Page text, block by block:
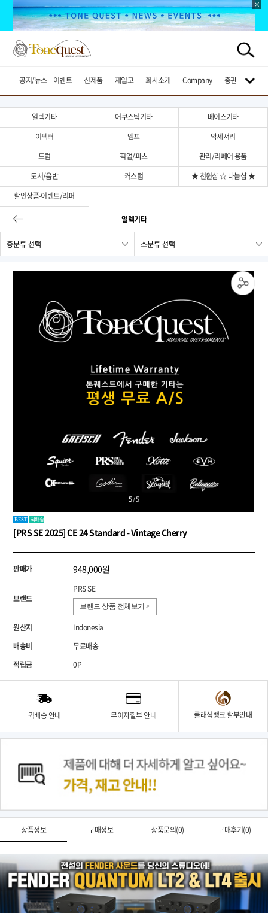
공지/뉴스 이벤트 신제품 재입고 회사소개 Company 총판브랜드
일렉기타 어쿠스틱기타
베이스기타
이펙터
엠프
악세서리
드럼
픽업/파츠
관리/리페어 용품
도서/음반
커스텀
★ 천원샵 ☆ 나눔샵 ★
할인상품-이벤트/리퍼
일렉기타
5/5
BEST 퀵배송
[PRS SE 2025] CE 24 Standard - Vintage Cherry
판매가 948,000원
브랜드
PRS SE
브랜드 상품 전체보기 >
원산지
Indonesia
배송비
무료배송
적립금
0P
퀵배송 안내 무이자할부 안내 클래식뱅크 할부안내
상품정보 구매정보 상품문의(0) 구매후기(0)